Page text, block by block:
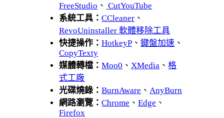
FreeStudio 、 CutYouTube
系統工具：CCleaner 、
RevoUninstaller 軟體移除工具
快捷操作：HotkeyP 、鍵盤加速 、
CopyTexty
媒體轉檔：Moo0 、 XMedia 、格
式工廠
光碟燒錄：BurnAware 、 AnyBurn
網路瀏覽：Chrome 、Edge 、
Firefox